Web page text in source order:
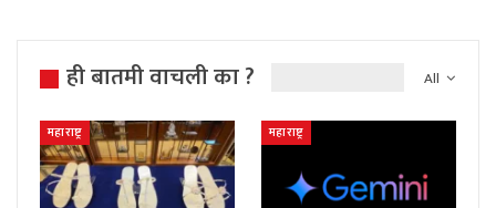
All
ही बातमी वाचली का ?
महाराष्ट्र महाराष्ट्र